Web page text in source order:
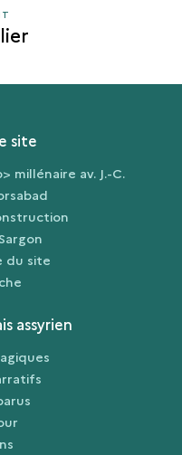
site
millénaire av. J.-C.
du site
assyrien